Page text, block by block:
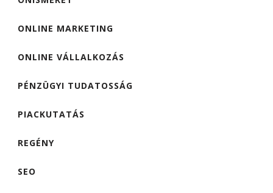
ONLINE MARKETING
ONLINE VÁLLALKOZÁS
PÉNZÜGYI TUDATOSSÁG
PIACKUTATÁS
REGÉNY
SEO